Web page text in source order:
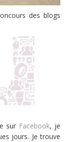
des blogs
sur Facebook, je
jours. Je trouve